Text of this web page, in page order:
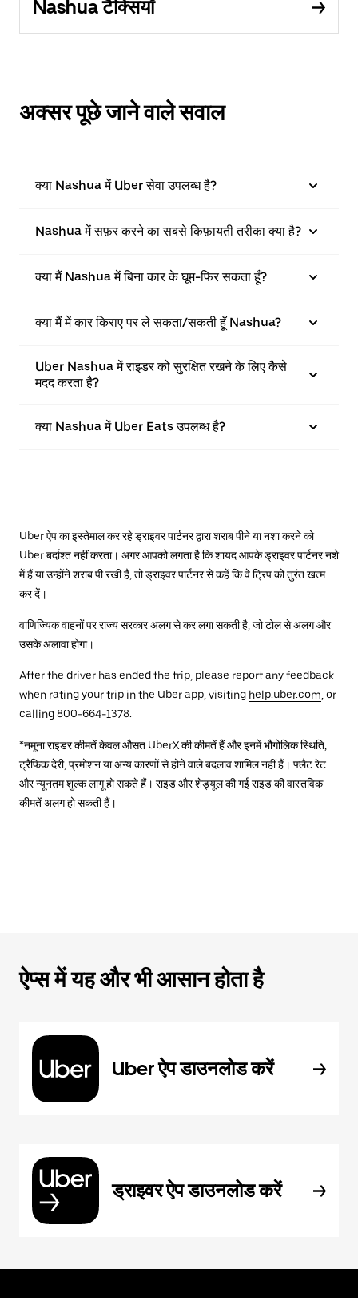
Nashua टैक्सियाँ
अक्सर पूछे जाने वाले सवाल
क्या Nashua में Uber सेवा उपलब्ध है?
Nashua में सफ़र करने का सबसे किफ़ायती तरीका क्या है?
क्या मैं Nashua में बिना कार के घूम-फिर सकता हूँ?
क्या मैं में कार किराए पर ले सकता/सकती हूँ Nashua?
Uber Nashua में राइडर को सुरक्षित रखने के लिए कैसे
मदद करता है?
क्या Nashua में Uber Eats उपलब्ध है?
Uber ऐप का इस्तेमाल कर रहे ड्राइवर पार्टनर द्वारा शराब पीने या नशा करने को
Uber बर्दाश्त नहीं करता। अगर आपको लगता है कि शायद आपके ड्राइवर पार्टनर नशे
में हैं या उन्होंने शराब पी रखी है, तो ड्राइवर पार्टनर से कहें कि वे ट्रिप को तुरंत खत्म
कर दें।
वाणिज्यिक वाहनों पर राज्य सरकार अलग से कर लगा सकती है, जो टोल से अलग और
उसके अलावा होगा।
After the driver has ended the trip, please report any feedback
when rating your trip in the Uber app, visiting help.uber.com , or
calling 800-664-1378.
*नमूना राइडर कीमतें केवल औसत UberX की कीमतें हैं और इनमें भौगोलिक स्थिति,
ट्रैफिक देरी, प्रमोशन या अन्य कारणों से होने वाले बदलाव शामिल नहीं हैं। फ्लैट रेट
और न्यूनतम शुल्क लागू हो सकते हैं। राइड और शेड्यूल की गई राइड की वास्तविक
कीमतें अलग हो सकती हैं।
ऐप्स में यह और भी आसान होता है
Uber ऐप डाउनलोड करें
ड्राइवर ऐप डाउनलोड करें